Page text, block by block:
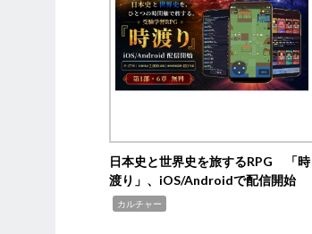
日本史と世界史を旅するRPG 「時
渡り」、iOS/Androidで配信開始
カルチャー